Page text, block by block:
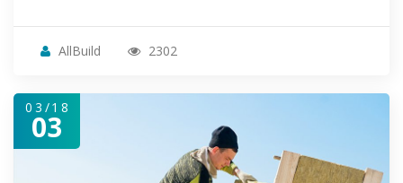
AllBuild 2302
03/18
03